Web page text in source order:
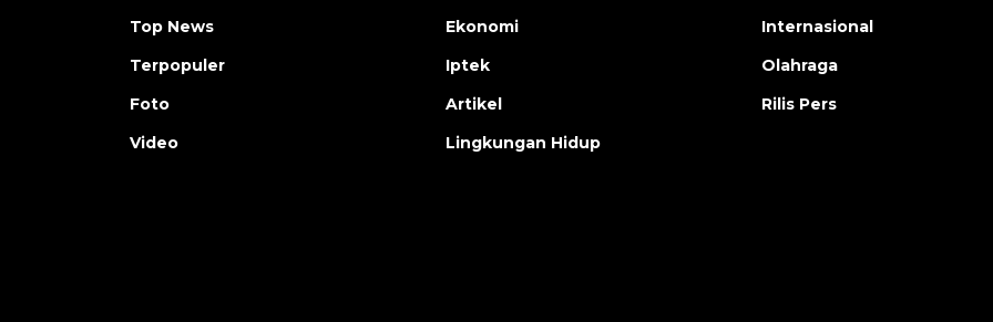
Top News
Terpopuler
Foto
Video
Ekonomi
Iptek
Artikel
Lingkungan Hidup
Internasional
Olahraga
Rilis Pers